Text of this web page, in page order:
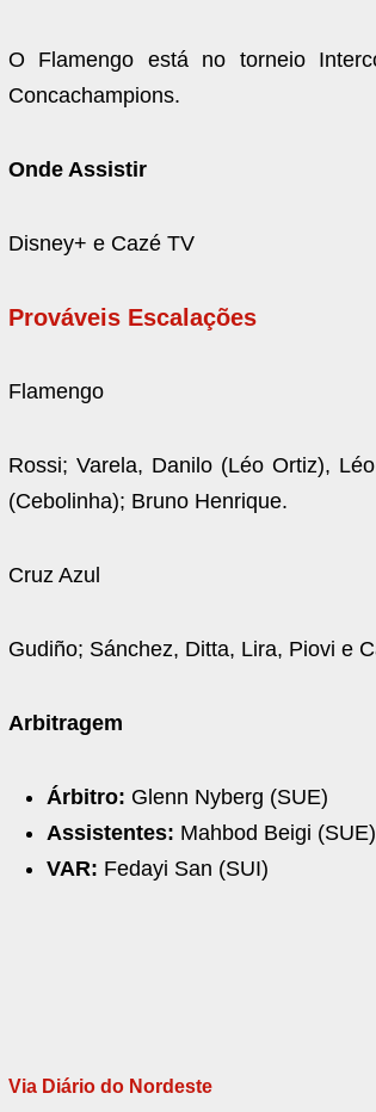
O Flamengo está no torneio
Concachampions.
Onde Assistir
Disney+ e Cazé TV
Prováveis Escalações
Flamengo
Rossi; Varela, Danilo (Léo Ortiz),
(Cebolinha); Bruno Henrique.
Cruz Azul
Gudiño; Sánchez, Ditta, Lira, Piovi e
Arbitragem
Árbitro: Glenn Nyberg (SUE)
Assistentes: Mahbod Beigi
VAR: Fedayi San (SUI)
Via Diário do Nordeste